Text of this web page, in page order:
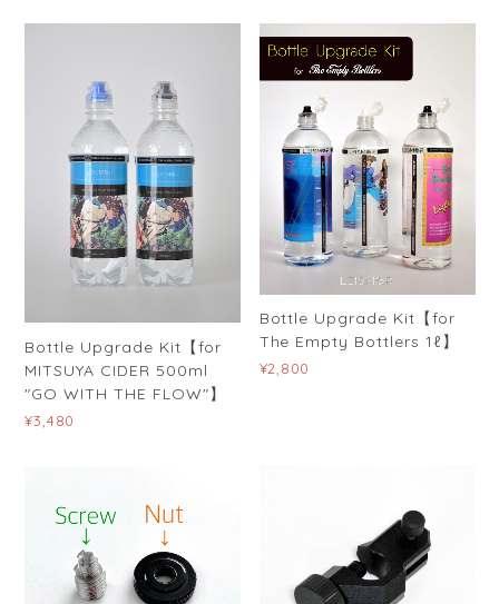
Bottle Upgrade Kit【for
MITSUYA CIDER 500ml
"GO WITH THE FLOW"】
¥3,480
Bottle Upgrade Kit【for
The Empty Bottlers 1ℓ】
¥2,800